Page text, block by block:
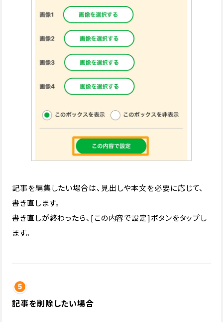
記事を編集したい場合は、見出しや本文を必要に応じて、
書き直します。
書き直しが終わったら、[この内容で設定]ボタンをタップし
ます。
記事を削除したい場合